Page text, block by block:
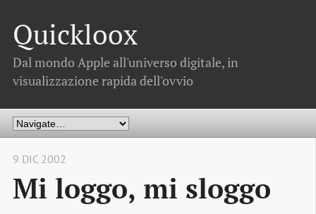
Quickloox
Dal mondo Apple all'universo digitale, in
visualizzazione rapida dell'ovvio
9 DIC 2002
Mi loggo, mi sloggo